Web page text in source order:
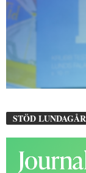
STÖD